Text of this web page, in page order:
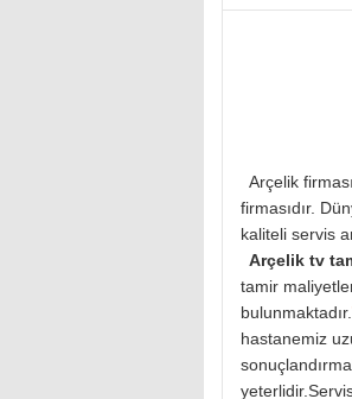
Arçelik
firmasıdır.
kaliteli servis
Arçelik tv
tamir
bulunmaktadır.
hastanemiz